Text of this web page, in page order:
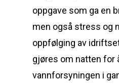
oppgave som ga en
men også stress og
oppfølging av
gjøres om natten for
vannforsyningen i